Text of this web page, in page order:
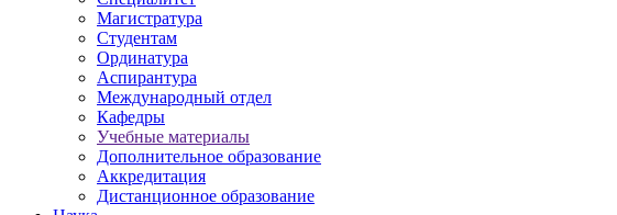
Магистратура
Студентам
Ординатура
Аспирантура
Международный отдел
Кафедры
Учебные материалы
Дополнительное образование
Аккредитация
Дистанционное образование